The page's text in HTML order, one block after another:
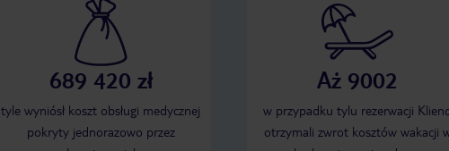
tym hotel naprawdę godny
689 420 zł
tyle wyniósł koszt obsługi medycznej
pokryty jednorazowo przez
Aż 9002
w przypadku tylu rezerwacji
otrzymali zwrot kosztów wakacji